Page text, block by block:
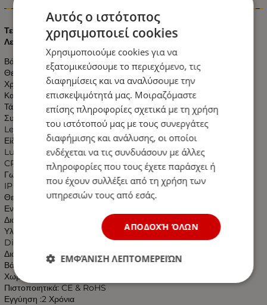
Πληροφορίες
Τεχνικά χαρακτηριστικά Κεράκι Led E14 6 Watt 230V Θερμό
Λευκό:
Βάση : E14
Θερμοκρασία Χρώματος : 2700K
Χρώμα Φωτισμού : Θερμό Λευκό
Κατανάλωση : 6 Watt
Τάση Εισόδου : 175-265 V AC
Συχνότητα λειτουργίας: : 50-60Hz
Led brand Chip : Epistar
Είδος LED: SMD 2835
Lumens: 480
CRI (Ra>) : 80
Γωνία Δέσμης : 200°
IP : 20
Θερμοκρασία Λειτουργίας : -20℃～45℃
Ενεργειακή κλάση: A+
Διάρκεια ζωής: 25000 ώρες.
Υλικό κατασκευής : Αλουμίνιο & Πλαστικό
Dimming : ΟΧΙ
Διάσταση : ø37*125mm
Βάρος : 0.050 kgr
Χωρίς UV και IR Ακτινοβολία
Πιστοποιητικά: CE & RoHS
Εγγύηση :2 Χρόνια
Αυτός ο ιστότοπος
χρησιμοποιεί cookies
Χρησιμοποιούμε cookies για να
εξατομικεύσουμε το περιεχόμενο, τις
διαφημίσεις και να αναλύσουμε την
επισκεψιμότητά μας. Μοιραζόμαστε
επίσης πληροφορίες σχετικά με τη χρήση
του ιστότοπού μας με τους συνεργάτες
διαφήμισης και ανάλυσης, οι οποίοι
ενδέχεται να τις συνδυάσουν με άλλες
πληροφορίες που τους έχετε παράσχει ή
που έχουν συλλέξει από τη χρήση των
υπηρεσιών τους από εσάς.
ΑΠΟΔΟΧΉ ΌΛΩΝ
ΕΜΦΆΝΙΣΗ ΛΕΠΤΟΜΕΡΕΙΏΝ